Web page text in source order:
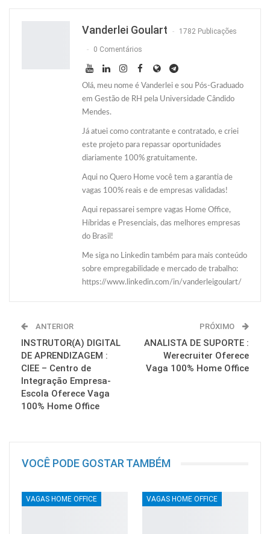
Vanderlei Goulart 1782 Publicações
0 Comentários
Olá, meu nome é Vanderlei e sou Pós-Graduado
em Gestão de RH pela Universidade Cândido
Mendes.
Já atuei como contratante e contratado, e criei
este projeto para repassar oportunidades
diariamente 100% gratuitamente.
Aqui no Quero Home você tem a garantia de
vagas 100% reais e de empresas validadas!
Aqui repassarei sempre vagas Home Office,
Híbridas e Presenciais, das melhores empresas
do Brasil!
Me siga no Linkedin também para mais conteúdo
sobre empregabilidade e mercado de trabalho:
https://www.linkedin.com/in/vanderleigoulart/
ANTERIOR
INSTRUTOR(A) DIGITAL
DE APRENDIZAGEM :
CIEE – Centro de
Integração Empresa-
Escola Oferece Vaga
100% Home Office
PRÓXIMO
ANALISTA DE SUPORTE :
Werecruiter Oferece
Vaga 100% Home Office
VOCÊ PODE GOSTAR TAMBÉM
VAGAS HOME OFFICE VAGAS HOME OFFICE